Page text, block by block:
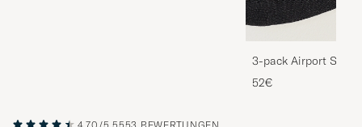
3-pack Airport
Melange
52€